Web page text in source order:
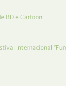
BD e Cartoon
Internacional